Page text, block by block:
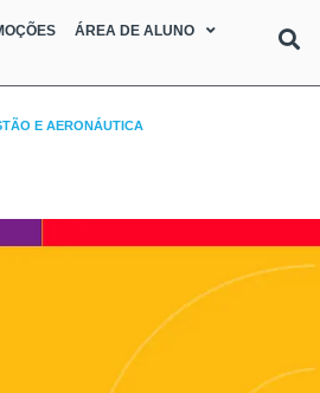
ÁREA DE ALUNO
E AERONÁUTICA